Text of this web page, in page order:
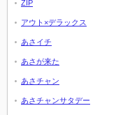
ZIP
アウト×デラックス
あさイチ
あさが来た
あさチャン
あさチャンサタデー